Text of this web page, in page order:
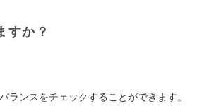
すか？
ランスをチェックすることができます。